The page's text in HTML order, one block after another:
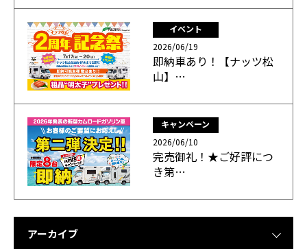
イベント
2026/06/19
即納車あり！【ナッツ松
山】…
キャンペーン
2026/06/10
完売御礼！★ご好評につ
き第…
アーカイブ